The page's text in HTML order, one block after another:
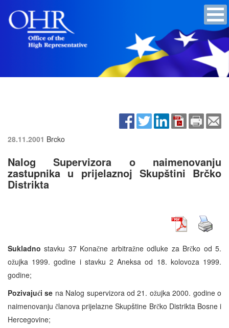
28.11.2001 Brcko
Nalog Supervizora o naimenovanju
zastupnika u prijelaznoj Skupštini Brčko
Distrikta
Sukladnostavku 37 Konačne arbitražne odluke za Brčko od 5.
ožujka 1999. godine i stavku 2 Aneksa od 18. kolovoza 1999.
godine;
Pozivajući se na Nalog supervizora od 21. ožujka 2000. godine o
naimenovanjučlanova prijelazne Skupštine Brčko Distrikta Bosne i
Hercegovine;